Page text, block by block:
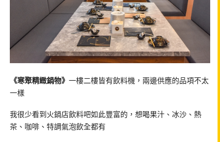
《寒聚精緻鍋物》 一樓二樓皆有飲料機，兩邊供應的品項不太
一樣
我很少看到火鍋店飲料吧如此豐富的，想喝果汁、冰沙、熱
茶、咖啡、特調氣泡飲全都有